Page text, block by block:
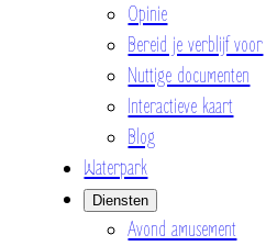
Opinie
Bereid je verblijf voor
Nuttige documenten
Interactieve kaart
Blog
Waterpark
Diensten
Avond amusement